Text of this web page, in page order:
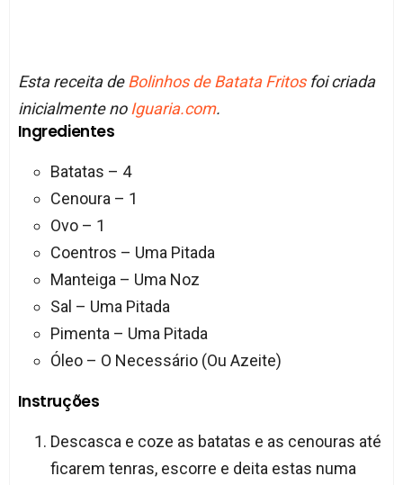
Esta receita deBolinhos de Batata Fritosfoi criada
inicialmente no Iguaria.com.
Ingredientes
Batatas – 4
Cenoura – 1
Ovo – 1
Coentros – Uma Pitada
Manteiga – Uma Noz
Sal – Uma Pitada
Pimenta – Uma Pitada
Óleo – O Necessário (Ou Azeite)
Instruções
Descasca e coze as batatas e as cenouras até
ficarem tenras, escorre e deita estas numa